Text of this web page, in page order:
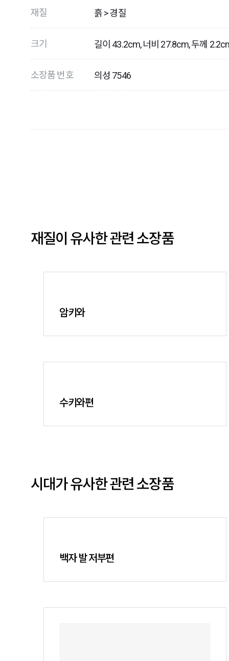
재질 흙 > 경질
크기 길이 43.2cm, 너비 27.8cm, 두께
소장품 번호 의성 7546
재질이 유사한 관련 소장품
암키와
수키와편
시대가 유사한 관련 소장품
백자 발 저부편